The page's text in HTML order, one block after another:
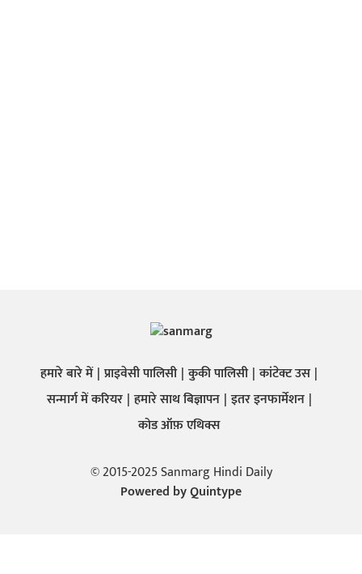
हमारे बारे में प्राइवेसी पालिसी कुकी पालिसी कांटेक्ट उस
सन्मार्ग में करियर हमारे साथ बिज्ञापन इतर इनफार्मेशन
कोड ऑफ़ एथिक्स
© 2015-2025 Sanmarg Hindi Daily
Powered byQuintype